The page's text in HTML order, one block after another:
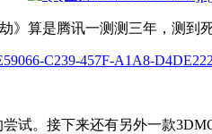
劫》算是腾讯一测测三年，测到
试。接下来还有另外一款